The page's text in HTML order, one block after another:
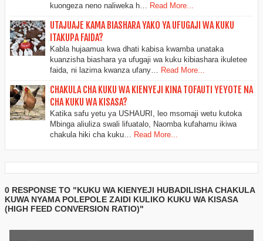
kuongeza neno naliweka h…
Read More...
UTAJUAJE KAMA BIASHARA YAKO YA UFUGAJI WA KUKU
ITAKUPA FAIDA?
Kabla hujaamua kwa dhati kabisa kwamba unataka
kuanzisha biashara ya ufugaji wa kuku kibiashara ikuletee
faida, ni lazima kwanza ufany…
Read More...
CHAKULA CHA KUKU WA KIENYEJI KINA TOFAUTI YEYOTE NA
CHA KUKU WA KISASA?
Katika safu yetu ya USHAURI, leo msomaji wetu kutoka
Mbinga aliuliza swali lifuatalo, Naomba kufahamu ikiwa
chakula hiki cha kuku… Read More...
0 RESPONSE TO "KUKU WA KIENYEJI HUBADILISHA CHAKULA
KUWA NYAMA POLEPOLE ZAIDI KULIKO KUKU WA KISASA
(HIGH FEED CONVERSION RATIO)"